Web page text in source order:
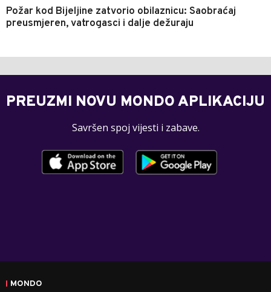
Požar kod Bijeljine zatvorio obilaznicu: Saobraćaj
preusmjeren, vatrogasci i dalje dežuraju
PREUZMI NOVU MONDO APLIKACIJU
Savršen spoj vijesti i zabave.
MONDO